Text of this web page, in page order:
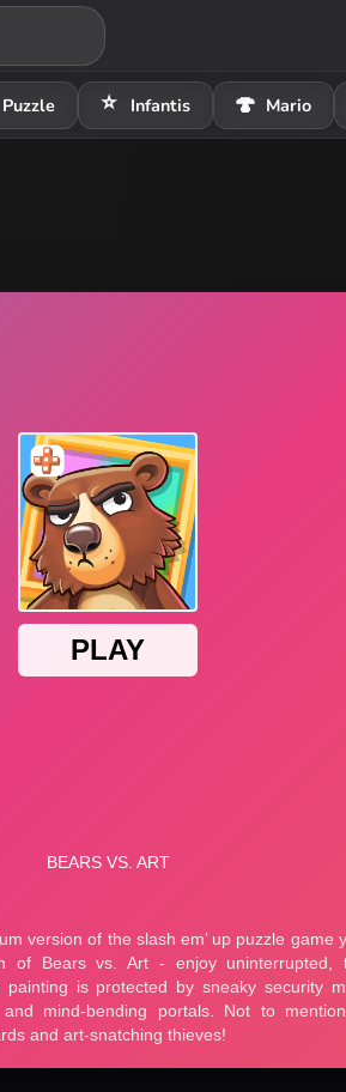
Puzzle ⭐ Infantis 🍄 Mario